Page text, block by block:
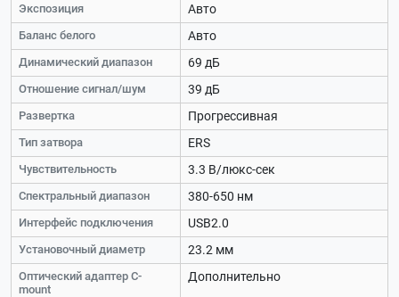
Экспозиция Авто
Баланс белого Авто
Динамический диапазон 69 дБ
Отношение сигнал/шум 39 дБ
Развертка Прогрессивная
Тип затвора ERS
Чувствительность 3.3 В/люкс-сек
Спектральный диапазон 380-650 нм
Интерфейс подключения USB2.0
Установочный диаметр 23.2 мм
Оптический адаптер C-
mount
Дополнительно